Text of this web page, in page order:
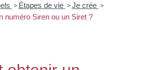
> Étapes de vie > Je crée >
numéro Siren ou un Siret ?